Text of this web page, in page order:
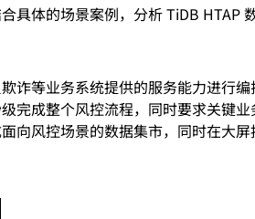
体的场景案例，分析 TiDB HTAP
等业务系统提供的服务能力进行
成整个风控流程，同时要求关键
风控场景的数据集市，同时在大